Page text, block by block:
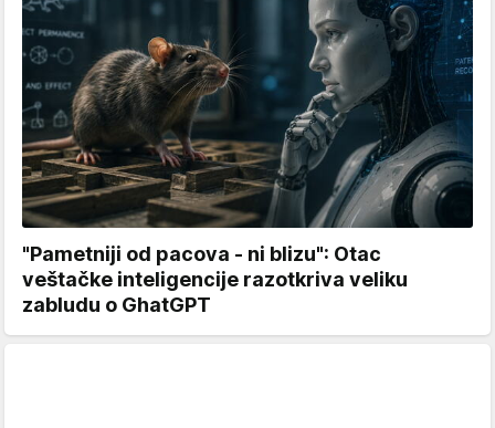
"Pametniji od pacova - ni blizu": Otac
veštačke inteligencije razotkriva veliku
zabludu o GhatGPT